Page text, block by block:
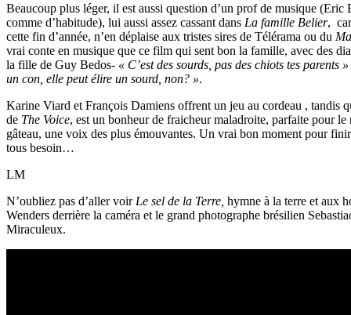
Beaucoup plus léger, il est aussi question d’un prof de musique (Eric
comme d’habitude), lui aussi assez cassant dans La famille Belier,
cette fin d’année, n’en déplaise aux tristes sires de Télérama ou du
vrai conte en musique que ce film qui sent bon la famille, avec des
la fille de Guy Bedos- « C’est des sourds, pas des chiots tes parents »
un con, elle peut élire un sourd, non? ».
Karine Viard et François Damiens offrent un jeu au cordeau , tandis
de The Voice, est un bonheur de fraicheur maladroite, parfaite pour le
gâteau, une voix des plus émouvantes. Un vrai bon moment pour
tous besoin…
LM
N’oubliez pas d’aller voir Le sel de la Terre, hymne à la terre et aux
Wenders derrière la caméra et le grand photographe brésilien
Miraculeux.